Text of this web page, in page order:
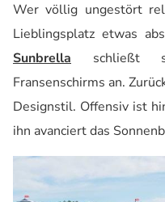
Wer völlig ungestört
Lieblingsplatz etwas
Sunbrella schließt
Fransenschirms an.
Designstil. Offensiv ist
ihn avanciert das